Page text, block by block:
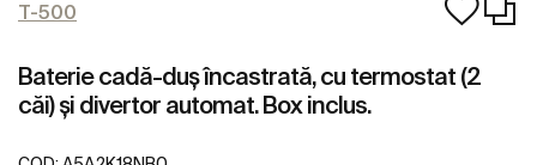
T-500
Baterie cadă-duș încastrată, cu termostat (2
căi) și divertor automat. Box inclus.